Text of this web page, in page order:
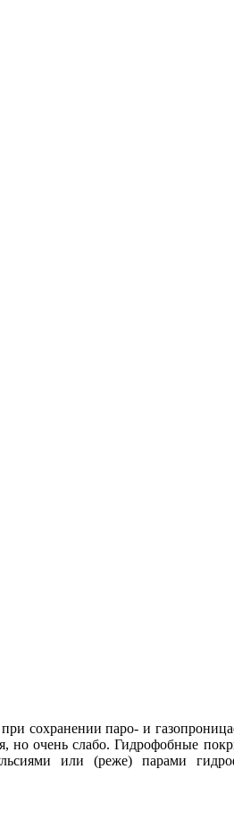
сохранении паро- и
но очень слабо. Гидрофобные
или (реже) парами